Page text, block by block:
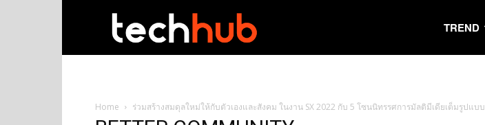
TREND
Home ร่วมสร้างสมดุลใหม่ให้กับตัวเองและสังคม ในงาน SX 2022 กับ 5 โซนนิทรรศการมัลติมีเดียเต็มรูปแบบ